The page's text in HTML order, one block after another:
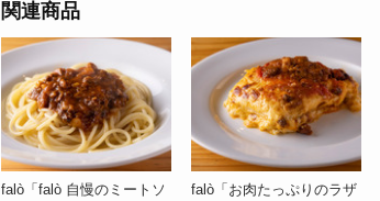
関連商品
falò「falò 自慢のミートソ falò「お肉たっぷりのラザ